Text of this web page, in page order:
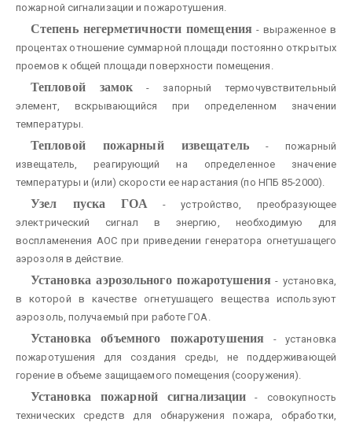
пожарной сигнализации и пожаротушения.
Степень негерметичности помещения - выраженное в
процентах отношение суммарной площади постоянно открытых
проемов к общей площади поверхности помещения.
Тепловой замок - запорный термочувствительный
элемент, вскрывающийся при определенном значении
температуры.
Тепловой пожарный извещатель- пожарный
извещатель, реагирующий на определенное значение
температуры и (или) скорости ее нарастания (по НПБ 85-2000).
Узел пуска ГОА - устройство, преобразующее
электрический сигнал в энергию, необходимую для
воспламенения АОС при приведении генератора огнетушащего
аэрозоля в действие.
Установка аэрозольного пожаротушения - установка,
в которой в качестве огнетушащего вещества используют
аэрозоль, получаемый при работе ГОА.
Установка объемного пожаротушения - установка
пожаротушения для создания среды, не поддерживающей
горение в объеме защищаемого помещения (сооружения).
Установка пожарной сигнализации - совокупность
технических средств для обнаружения пожара, обработки,